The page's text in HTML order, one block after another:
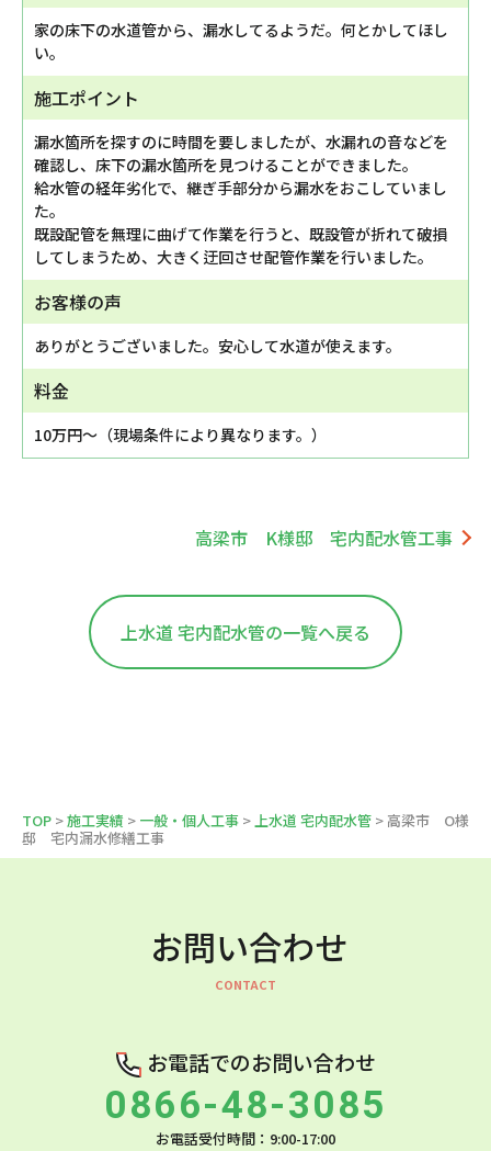
家の床下の水道管から、漏水してるようだ。何とかしてほし
い。
施工ポイント
漏水箇所を探すのに時間を要しましたが、水漏れの音などを
確認し、床下の漏水箇所を見つけることができました。
給水管の経年劣化で、継ぎ手部分から漏水をおこしていまし
た。
既設配管を無理に曲げて作業を行うと、既設管が折れて破損
してしまうため、大きく迂回させ配管作業を行いました。
お客様の声
ありがとうございました。安心して水道が使えます。
料金
10万円～（現場条件により異なります。）
高梁市 K様邸 宅内配水管工事
上水道 宅内配水管の一覧へ戻る
TOP >施工実績 > 一般・個人工事 > 上水道 宅内配水管 > 高梁市 O様
邸 宅内漏水修繕工事
お問い合わせ
お電話でのお問い合わせ
0866-48-3085
お電話受付時間：9:00-17:00